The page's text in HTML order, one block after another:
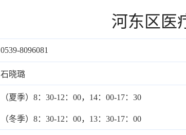
河东区医
0539-8096081
石晓璐
（夏季）8：30-12：00，14：00-17：30
（冬季）8：30-12：00，13：30-17：00